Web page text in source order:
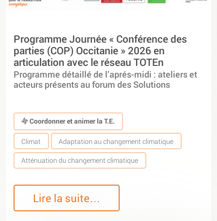
Programme Journée « Conférence des
parties (COP) Occitanie » 2026 en
articulation avec le réseau TOTEn
Programme détaillé de l’aprés-midi : ateliers et
acteurs présents au forum des Solutions
Coordonner et animer la T.E.
Climat Adaptation au changement climatique
Atténuation du changement climatique
Lire la suite…